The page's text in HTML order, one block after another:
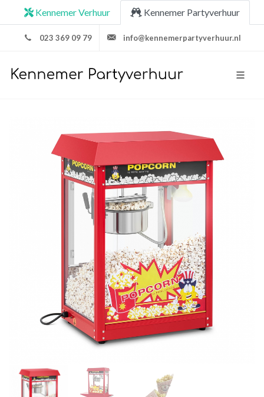
Kennemer Verhuur Kennemer Partyverhuur
023 369 09 79 info@kennemerpartyverhuur.nl